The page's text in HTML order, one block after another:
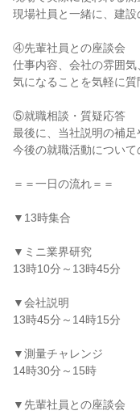
現場社員と一緒に、建設
④先輩社員との座談会
仕事内容、会社の雰囲気
気になることを気軽に質
⑤就職相談・質疑応答
最後に、当社説明の補足
今後の就職活動について
＝＝一日の流れ＝＝
▼13時集合
▼ミニ業界研究
13時10分～13時45分
▼会社説明
13時45分～14時15分
▼測量チャレンジ
14時30分～15時
▼先輩社員との座談会